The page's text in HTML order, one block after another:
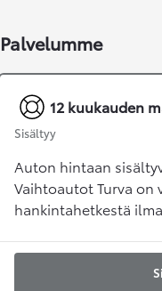
Palvelumme
12 kuukauden
Sisältyy
Auton hintaan
Vaihtoautot Turva on
hankintahetkestä